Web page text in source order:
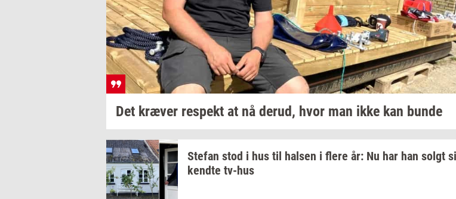
Det kræ­ver respekt at nå derud, hvor man ikke kan bunde
Ste­fan stod i hus til hal­sen i flere år: Nu har han solgt
kend­te tv-​hus